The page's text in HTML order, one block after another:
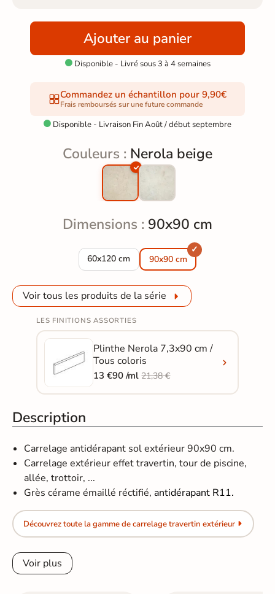
Ajouter au panier
Disponible - Livré sous 3 à 4 semaines
Commandez un échantillon pour 9,90€
Frais remboursés sur une future commande
 Disponible - Livraison Fin Août / début septembre
Couleurs : Nerola beige
Dimensions : 90x90 cm
60x120 cm
Carrelage sol extérieur effet travertin Nerola
90x90 cm
Voir tous les produits de la série
LES FINITIONS ASSORTIES
Plinthe Nerola 7,3x90 cm /
Tous coloris
13 €90 /ml21,38 €
Description
Carrelage antidérapant sol extérieur 90x90 cm.
Carrelage extérieur effet travertin, tour de piscine,
allée, trottoir, ...
Grès cérame émaillé réctifié​​​​​​,antidérapant R11.
Découvrez toute la gamme de carrelage travertin extérieur
Voir plus